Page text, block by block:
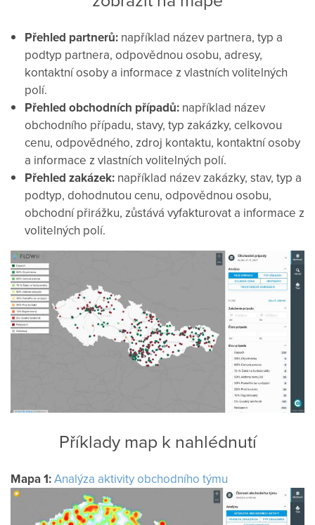
Přehled partnerů: například název partnera, typ a
podtyp partnera, odpovědnou osobu, adresy,
kontaktní osoby a informace z vlastních volitelných
polí.
Přehled obchodních případů: například název
obchodního případu, stavy, typ zakázky, celkovou
cenu, odpovědného, zdroj kontaktu, kontaktní osoby
a informace z vlastních volitelných polí.
Přehled zakázek: například název zakázky, stav, typ a
podtyp, dohodnutou cenu, odpovědnou osobu,
obchodní přirážku, zůstává vyfakturovat a informace z
volitelných polí.
Příklady map k nahlédnutí
Mapa 1:Analýza aktivity obchodního týmu